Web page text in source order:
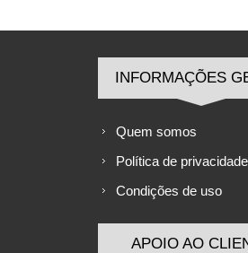
INFORMAÇÕES
Quem somos
Política de privacidade
Condições de uso
APOIO AO